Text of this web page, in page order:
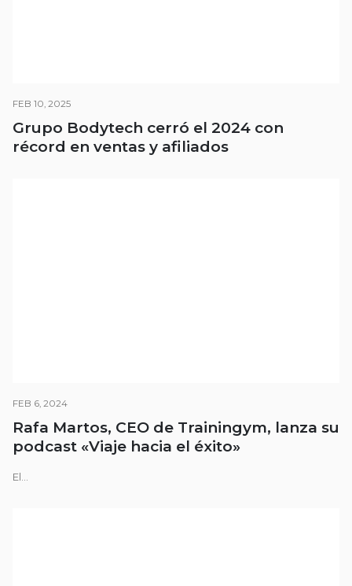
FEB 10, 2025
Grupo Bodytech cerró el 2024 con
récord en ventas y afiliados
FEB 6, 2024
Rafa Martos, CEO de Trainingym, lanza su
podcast «Viaje hacia el éxito»
El...